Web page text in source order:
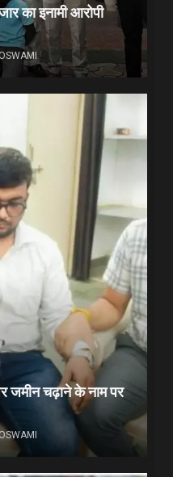
का इनामी आरोपी
जमीन चढ़ाने के नाम पर